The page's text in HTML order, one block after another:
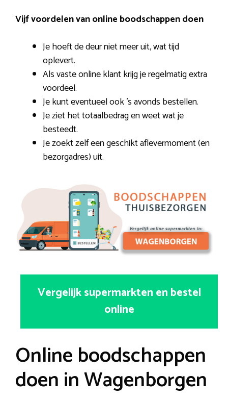
Vijf voordelen van online boodschappen doen
Je hoeft de deur niet meer uit, wat tijd
oplevert.
Als vaste online klant krijg je regelmatig extra
voordeel.
Je kunt eventueel ook ’s avonds bestellen.
Je ziet het totaalbedrag en weet wat je
besteedt.
Je zoekt zelf een geschikt aflevermoment (en
bezorgadres) uit.
Vergelijk supermarkten en bestel
online
Online boodschappen
doen in Wagenborgen